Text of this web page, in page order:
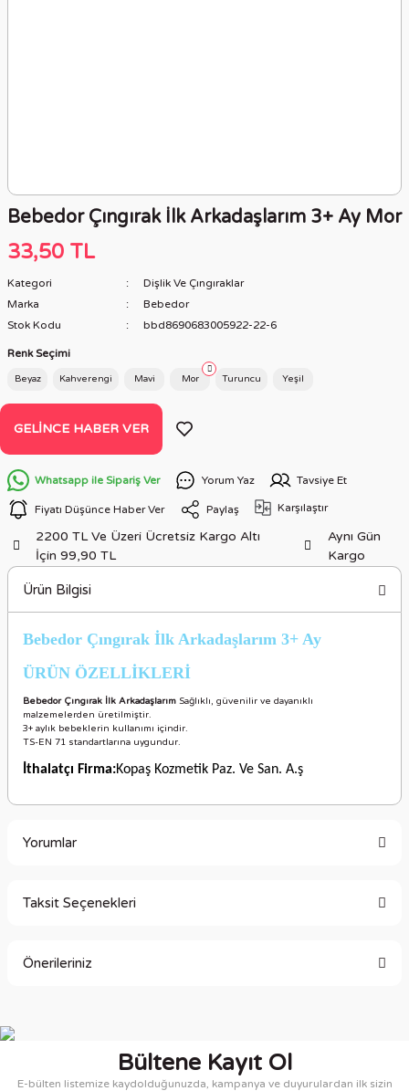
Bebedor Çıngırak İlk Arkadaşlarım 3+ Ay Mor
33,50 TL
Kategori
Dişlik Ve Çıngıraklar
Marka
Bebedor
Stok Kodu
bbd8690683005922-22-6
Renk Seçimi
Beyaz Kahverengi Mavi Mor Turuncu Yeşil
GELINCE HABER VER
Whatsapp ile Sipariş Ver Yorum Yaz Tavsiye Et
Fiyatı Düşünce Haber Ver Paylaş Karşılaştır
2200 TL Ve Üzeri Ücretsiz Kargo Altı
İçin 99,90 TL
Aynı Gün
Kargo
Ürün Bilgisi
Bebedor Çıngırak İlk Arkadaşlarım 3+ Ay
ÜRÜN ÖZELLİKLERİ
Bebedor Çıngırak İlk Arkadaşlarım Sağlıklı, güvenilir ve dayanıklı
malzemelerden üretilmiştir.
3+ aylık bebeklerin kullanımı içindir.
TS-EN 71 standartlarına uygundur.
İthalatçı Firma:Kopaş Kozmetik Paz. Ve San. A.ş
Yorumlar
Taksit Seçenekleri
Önerileriniz
Görüş ve önerileriniz için teşekkür ederiz.
Bültene Kayıt Ol
E-bülten listemize kaydolduğunuzda, kampanya ve duyurulardan ilk sizin